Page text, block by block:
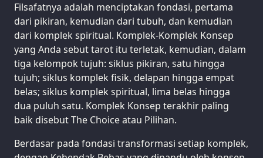
Filsafatnya adalah menciptakan fondasi, pertama
dari pikiran, kemudian dari tubuh, dan kemudian
dari komplek spiritual. Komplek-Komplek Konsep
yang Anda sebut tarot itu terletak, kemudian, dalam
tiga kelompok tujuh: siklus pikiran, satu hingga
tujuh; siklus komplek fisik, delapan hingga empat
belas; siklus komplek spiritual, lima belas hingga
dua puluh satu. Komplek Konsep terakhir paling
baik disebut The Choice atau Pilihan.
Berdasar pada fondasi transformasi setiap komplek,